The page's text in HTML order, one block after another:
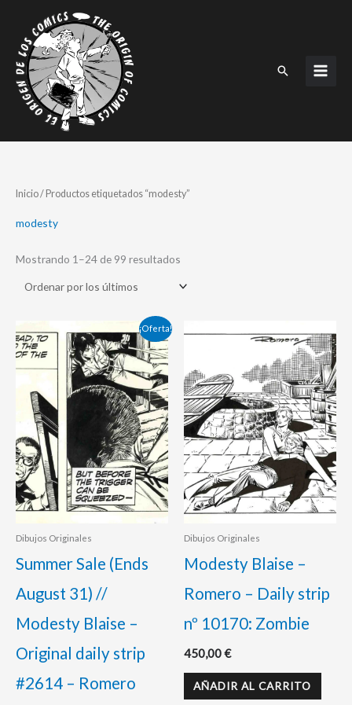
contenido
Buscar
Inicio/ Productos etiquetados “modesty”
modesty
Mostrando 1–24 de 99 resultados
Ordenado
por
¡Oferta!
Dibujos Originales
Summer Sale (Ends
August 31) //
Modesty Blaise –
Original daily strip
#2614 – Romero
precio
original
era:
350,00 €.
precio
actual
es:
325,00 €.
Dibujos Originales
Modesty Blaise –
Romero – Daily strip
nº 10170: Zombie
450,00€
AÑADIR AL CARRITO